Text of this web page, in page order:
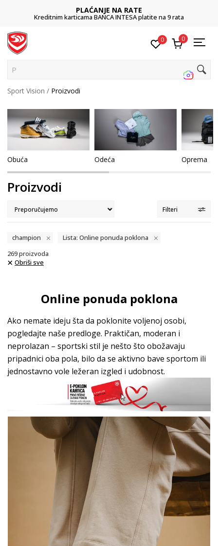
POZOVITE NAS
011 422 1422
0 0
Pretraži s
Sport Vision Proizvodi
Obuća Odeća Oprema
Proizvodi
Filteri
champion
Lista: Online ponuda poklona
269proizvoda
Obriši sve
Online ponuda poklona
Ako nemate ideju šta da poklonite voljenoj osobi,
pogledajte naše predloge. Praktičan, moderan i
neprolazan – sportski stil je nešto što obožavaju
pripadnici oba pola, bilo da se aktivno bave sportom ili
jednostavno vole ležeran izgled i udobnost.